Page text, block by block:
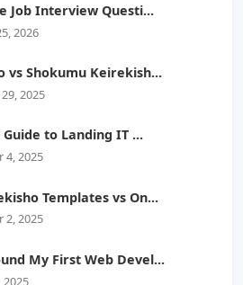
Job Interview Questi...
2026
vs Shokumu Keirekish...
2025
to Landing IT ...
4, 2025
Templates vs On...
2, 2025
My First Web Devel...